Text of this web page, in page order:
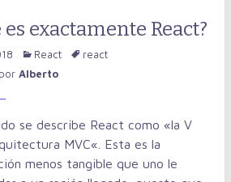
es exactamente React?
React
react
Alberto
se describe React como «la V
MVC«. Esta es la
menos tangible que uno le